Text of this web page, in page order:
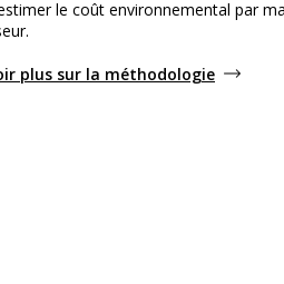
le coût environnemental par
plus sur la méthodologie